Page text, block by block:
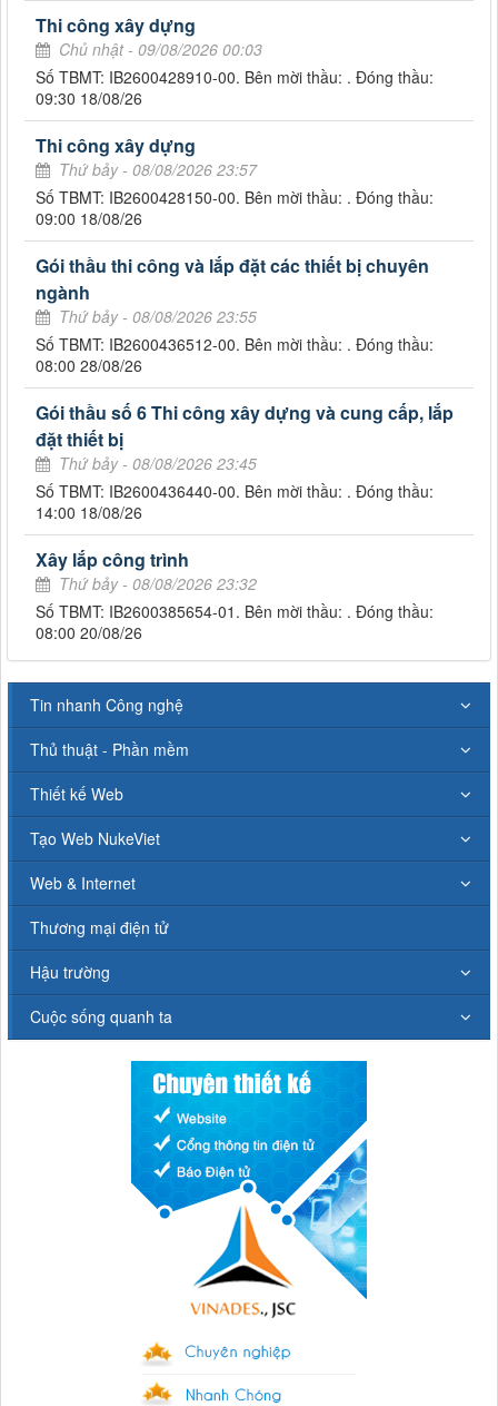
Thi công xây dựng
Chủ nhật - 09/08/2026 00:03
Số TBMT: IB2600428910-00. Bên mời thầu: . Đóng thầu:
09:30 18/08/26
Thi công xây dựng
Thứ bảy - 08/08/2026 23:57
Số TBMT: IB2600428150-00. Bên mời thầu: . Đóng thầu:
09:00 18/08/26
Gói thầu thi công và lắp đặt các thiết bị chuyên
ngành
Thứ bảy - 08/08/2026 23:55
Số TBMT: IB2600436512-00. Bên mời thầu: . Đóng thầu:
08:00 28/08/26
Gói thầu số 6 Thi công xây dựng và cung cấp, lắp
đặt thiết bị
Thứ bảy - 08/08/2026 23:45
Số TBMT: IB2600436440-00. Bên mời thầu: . Đóng thầu:
14:00 18/08/26
Xây lắp công trình
Thứ bảy - 08/08/2026 23:32
Số TBMT: IB2600385654-01. Bên mời thầu: . Đóng thầu:
08:00 20/08/26
Tin nhanh Công nghệ
Thủ thuật - Phần mềm
Thiết kế Web
Tạo Web NukeViet
Web & Internet
Thương mại điện tử
Hậu trường
Cuộc sống quanh ta